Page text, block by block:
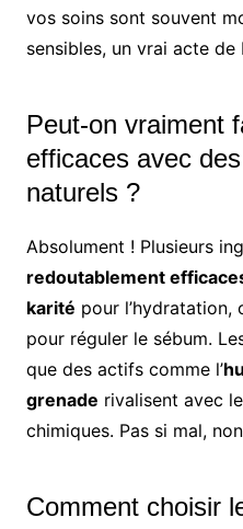
vos soins sont souvent
sensibles, un vrai acte de
Peut-on vraiment
efficaces avec
naturels ?
Absolument ! Plusieurs
redoutablement
karité pour l’hydratation,
pour réguler le sébum.
que des actifs comme l’
grenade rivalisent avec
chimiques. Pas si mal,
Comment choisir